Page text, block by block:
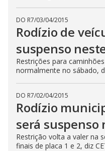
DO R7/03/04/2015
Rodízio de
suspenso
Restrições para
normalmente no sábado,
DO R7/02/04/2015
Rodízio
será suspenso
Restrição volta a valer na
finais de placa 1 e 2, diz